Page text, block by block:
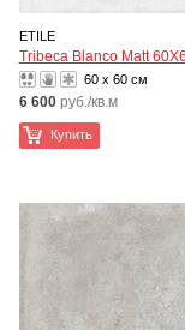
ETILE
Tribeca Blanco Matt
60 x 60 см
6 600 руб./кв.м
Купить